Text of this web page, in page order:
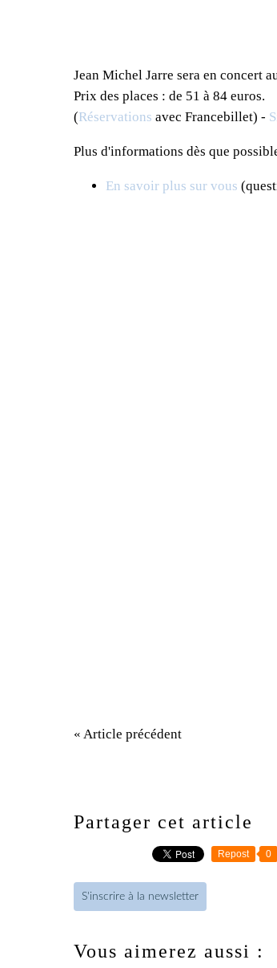
Jean Michel Jarre sera en concert
Prix des places : de 51 à 84 euros.
(Réservations avec Francebillet) -
Plus d'informations dès que
En savoir plus sur vous
« Article précédent
Partager cet article
Repost 0
S'inscrire à la newsletter
Vous aimerez aussi :